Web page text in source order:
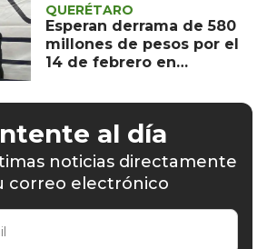
QUERÉTARO
Esperan derrama de 580
millones de pesos por el
14 de febrero en
al día
noticias directamente
correo electrónico